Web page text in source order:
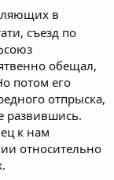
в
съезд по
обещал,
потом его
отпрыска,
развившись.
к нам
относительно